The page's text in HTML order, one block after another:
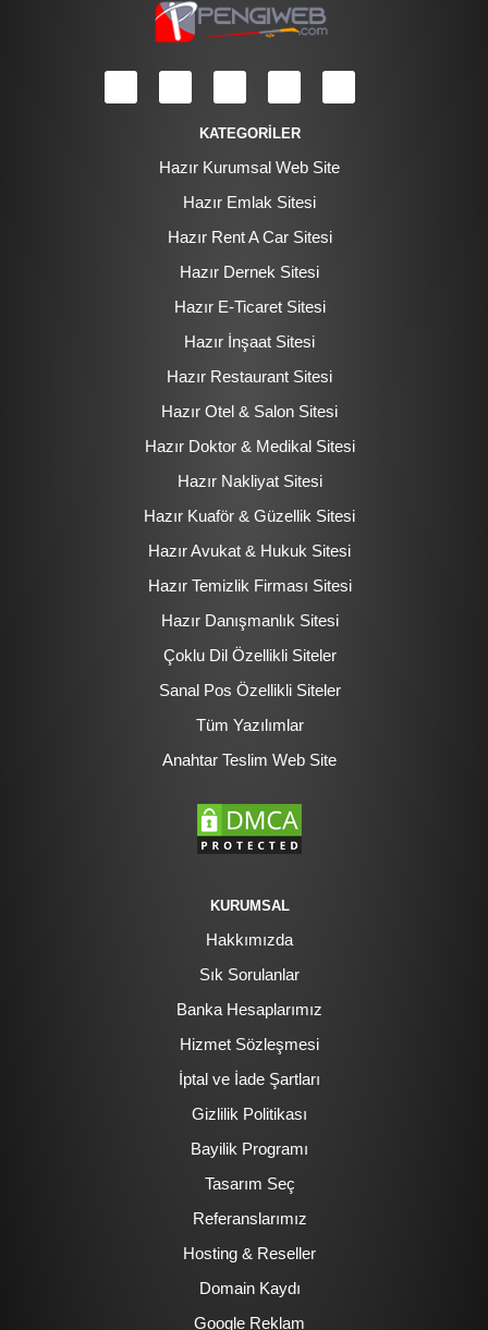
KATEGORİLER
Hazır Kurumsal Web Site
Hazır Emlak Sitesi
Hazır Rent A Car Sitesi
Hazır Dernek Sitesi
Hazır E-Ticaret Sitesi
Hazır İnşaat Sitesi
Hazır Restaurant Sitesi
Hazır Otel & Salon Sitesi
Hazır Doktor & Medikal Sitesi
Hazır Nakliyat Sitesi
Hazır Kuaför & Güzellik Sitesi
Hazır Avukat & Hukuk Sitesi
Hazır Temizlik Firması Sitesi
Hazır Danışmanlık Sitesi
Çoklu Dil Özellikli Siteler
Sanal Pos Özellikli Siteler
Tüm Yazılımlar
Anahtar Teslim Web Site
KURUMSAL
Hakkımızda
Sık Sorulanlar
Banka Hesaplarımız
Hizmet Sözleşmesi
İptal ve İade Şartları
Gizlilik Politikası
Bayilik Programı
Tasarım Seç
Referanslarımız
Hosting & Reseller
Domain Kaydı
Google Reklam